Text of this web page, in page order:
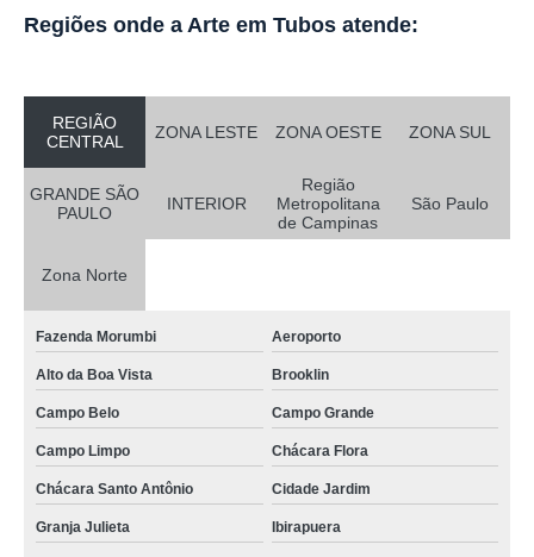
Regiões onde a Arte em Tubos atende:
REGIÃO
CENTRAL
ZONA LESTE ZONA OESTE ZONA SUL
GRANDE SÃO
PAULO
INTERIOR
Região
Metropolitana
de Campinas
São Paulo
Zona Norte
Fazenda Morumbi Aeroporto
Alto da Boa Vista Brooklin
Campo Belo Campo Grande
Campo Limpo Chácara Flora
Chácara Santo Antônio Cidade Jardim
Granja Julieta Ibirapuera